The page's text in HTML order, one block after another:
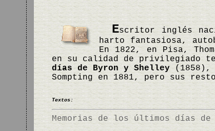
Escritor inglés
harto fantasiosa,
En 1822, en Pisa,
en su calidad de privilegiado
días de Byron y Shelley (1858),
Sompting en 1881, pero sus
Textos:
Memorias de los últimos días